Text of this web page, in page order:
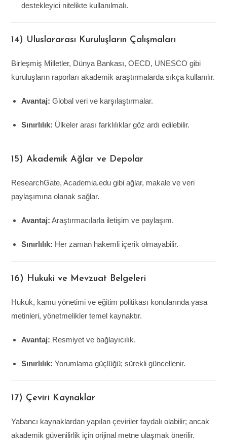
destekleyici nitelikte kullanılmalı.
14) Uluslararası Kuruluşların Çalışmaları
Birleşmiş Milletler, Dünya Bankası, OECD, UNESCO gibi
kuruluşların raporları akademik araştırmalarda sıkça kullanılır.
Avantaj: Global veri ve karşılaştırmalar.
Sınırlılık: Ülkeler arası farklılıklar göz ardı edilebilir.
15) Akademik Ağlar ve Depolar
ResearchGate, Academia.edu gibi ağlar, makale ve veri
paylaşımına olanak sağlar.
Avantaj: Araştırmacılarla iletişim ve paylaşım.
Sınırlılık: Her zaman hakemli içerik olmayabilir.
16) Hukuki ve Mevzuat Belgeleri
Hukuk, kamu yönetimi ve eğitim politikası konularında yasa
metinleri, yönetmelikler temel kaynaktır.
Avantaj: Resmiyet ve bağlayıcılık.
Sınırlılık: Yorumlama güçlüğü; sürekli güncellenir.
17) Çeviri Kaynaklar
Yabancı kaynaklardan yapılan çeviriler faydalı olabilir; ancak
akademik güvenilirlik için orijinal metne ulaşmak önerilir.